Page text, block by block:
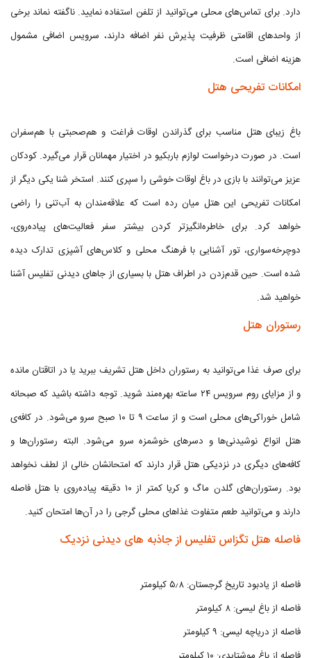
دارد. برای تماس‌های محلی می‌توانید از تلفن استفاده نمایید. ناگفته نماند برخی
از واحدهای اقامتی ظرفیت پذیرش نفر اضافه دارند، سرویس اضافی مشمول
هزینه اضافی است.
امکانات تفریحی هتل
باغ زیبای هتل مناسب برای گذراندن اوقات فراغت و هم‌صحبتی با هم‌سفران
است. در صورت درخواست لوازم باربکیو در اختیار مهمانان قرار می‌گیرد. کودکان
عزیز می‌توانند با بازی در باغ اوقات خوشی را سپری کنند. استخر شنا یکی دیگر از
امکانات تفریحی این هتل میان رده است که علاقه‌مندان به آب‌تنی را راضی
خواهد کرد. برای خاطره‌انگیزتر کردن بیشتر سفر فعالیت‌های پیاده‌روی،
دوچرخه‌سواری، تور آشنایی با فرهنگ محلی و کلاس‌های آشپزی تدارک دیده
شده است. حین قدم‌زدن در اطراف هتل با بسیاری از جاهای دیدنی تفلیس آشنا
خواهید شد.
رستوران هتل
برای صرف غذا می‌توانید به رستوران داخل هتل تشریف ببرید یا در اتاقتان مانده
و از مزایای روم سرویس ۲۴ ساعته بهره‌مند شوید. توجه داشته باشید که صبحانه
شامل خوراکی‌های محلی است و از ساعت ۹ تا ۱۰ صبح سرو می‌شود. در کافه‌ی
هتل انواع نوشیدنی‌ها و دسرهای خوشمزه سرو می‌شود. البته رستوران‌ها و
کافه‌های دیگری در نزدیکی هتل قرار دارند که امتحانشان خالی از لطف نخواهد
بود. رستوران‌های گلدن ماگ و کریا کمتر از ۱۰ دقیقه پیاده‌روی با هتل فاصله
دارند و می‌توانید طعم متفاوت غذاهای محلی گرجی را در آن‌ها امتحان کنید.
فاصله هتل تگزاس تفلیس از جاذبه های دیدنی نزدیک
فاصله از یادبود تاریخ گرجستان: ۵٫۸ کیلومتر
فاصله از باغ لیسی: ۸ کیلومتر
فاصله از دریاچه لیسی: ۹ کیلومتر